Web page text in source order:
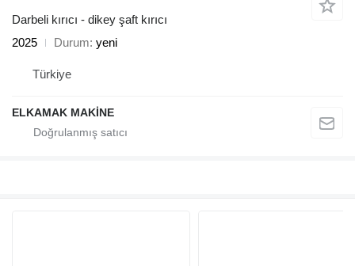
Darbeli kırıcı - dikey şaft kırıcı
2025
Durum yeni
Türkiye
ELKAMAK MAKİNE